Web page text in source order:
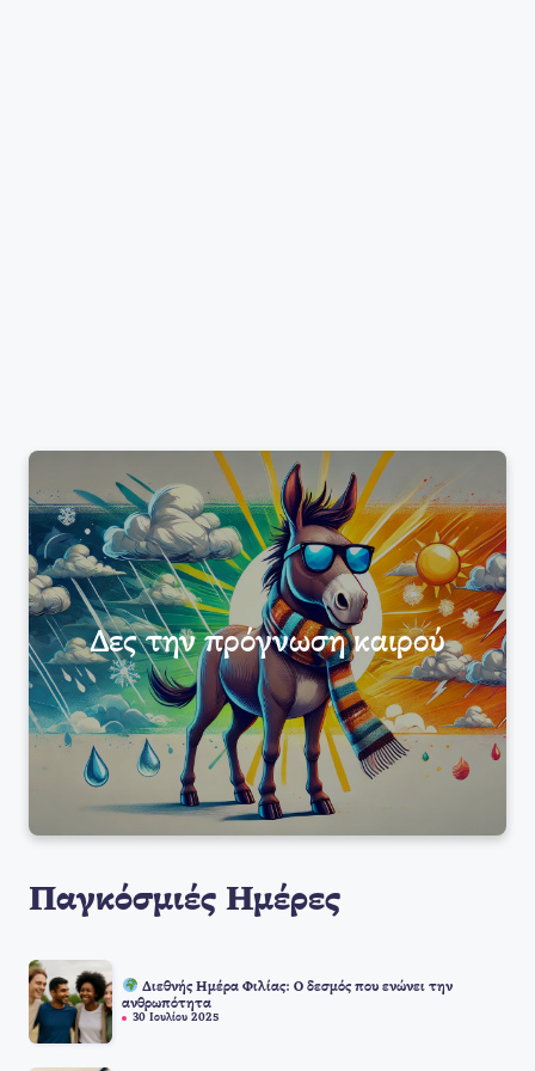
Δες την πρόγνωση καιρού
Παγκόσμιές Ημέρες
Διεθνής Ημέρα Φιλίας: Ο δεσμός που ενώνει την
ανθρωπότητα
30 Ιουλίου 2025